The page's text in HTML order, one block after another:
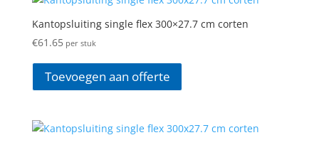
Kantopsluiting single flex 300×27.7 cm corten
€61.65per stuk
Toevoegen aan offerte